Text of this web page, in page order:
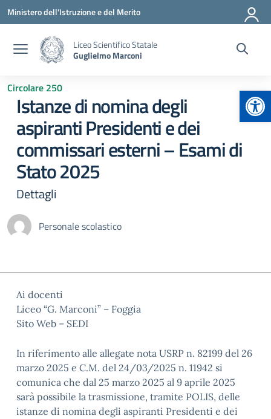
Vai ai contenuti
Vai al menu di navigazione
Vai al footer
Ministero dell'Istruzione e del Merito
Liceo Scientifico Statale
Guglielmo Marconi
Circolare 250
Istanze di nomina degli
aspiranti Presidenti e dei
commissari esterni – Esami di
Stato 2025
Dettagli
Personale scolastico
Ai docenti
Liceo “G. Marconi” – Foggia
Sito Web – SEDI
In riferimento alle allegate nota USRP n. 82199 del 26
marzo 2025 e C.M. del 24/03/2025 n. 11942 si
comunica che dal 25 marzo 2025 al 9 aprile 2025
sarà possibile la trasmissione, tramite POLIS, delle
istanze di nomina degli aspiranti Presidenti e dei